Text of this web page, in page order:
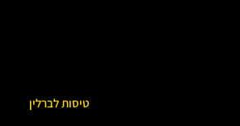
טיסות לברלין